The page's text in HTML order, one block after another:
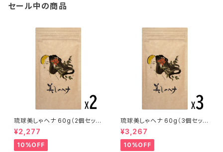
セール中の商品
琉球美しゃヘナ 60g（2個セッ
ト）
¥2,277
10%OFF
琉球美しゃヘナ 60g（3個セッ
ト）
¥3,267
10%OFF